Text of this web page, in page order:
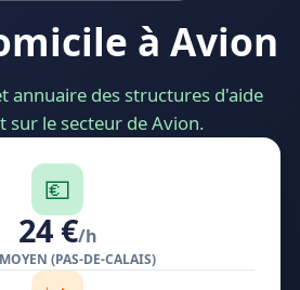
à Avion
annuaire des structures d'aide
sur le secteur de Avion.
💶
24 €/h
(PAS-DE-CALAIS)